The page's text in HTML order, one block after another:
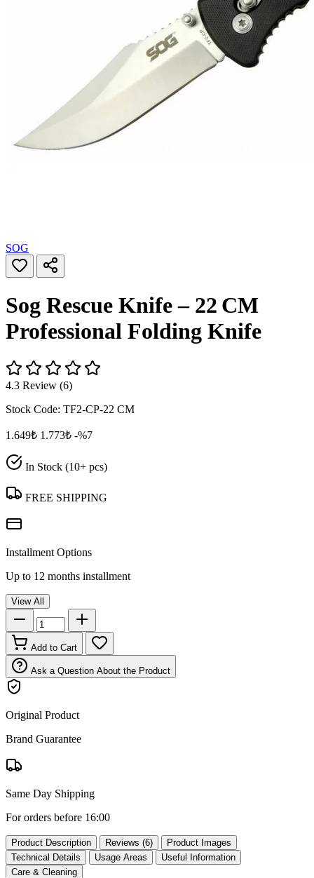
SOG
Sog Rescue Knife – 22 CM
Professional Folding Knife
4.3 Review (6)
Stock Code: TF2-CP-22 CM
1.649₺ 1.773₺ -%7
In Stock (10+ pcs)
FREE SHIPPING
Installment Options
Up to 12 months installment
View All
Add to Cart
Ask a Question About the Product
Original Product
Brand Guarantee
Same Day Shipping
For orders before 16:00
Product Description Reviews (6)
Product Images
Technical Details
Usage Areas
Useful Information
Care & Cleaning